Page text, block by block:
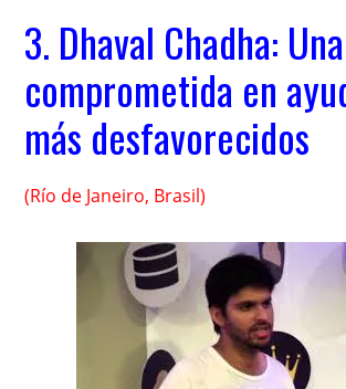
3. Dhaval Chadha:
comprometida en
más desfavorecidos
(Río de Janeiro, Brasil)